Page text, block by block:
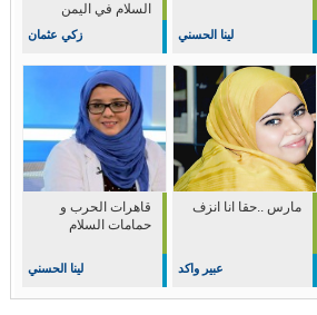
السلام في اليمن
زكي عثمان لينا الحسني
قاهرات الحرب و
حمامات السلام
لينا الحسني
مارس ..حقا انا انزف
عبير واكد